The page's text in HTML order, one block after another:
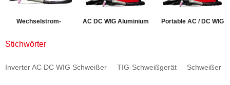
Wechselstrom-
MASTERTIG-250AC
AC DC WIG Aluminium Portable AC / DC WIG
ALUTIG-200HD
Stichwörter
Inverter AC DC WIG Schweißer TIG-Schweißgerät Schweißer